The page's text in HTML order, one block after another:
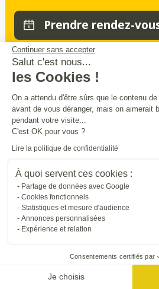
Continuer sans accepter
Salut c'est nous...
les Cookies !
On a attendu d'être sûrs que le contenu
avant de vous déranger, mais on aimerait
pendant votre visite...
C'est OK pour vous ?
Lire la politique de confidentialité
À quoi servent ces cookies :
Partage de données avec Google
Cookies fonctionnels
Statistiques et mesure d'audience
Annonces personnalisées
Expérience et relation
Consentements certifiés par
Je choisis
Prendre rendez-
Sécurité ,
entourezetsécurisez
beauté
Trouver une entreprise
Me